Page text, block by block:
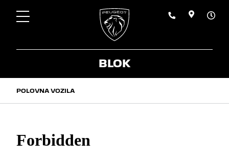
BLOK
POLOVNA VOZILA